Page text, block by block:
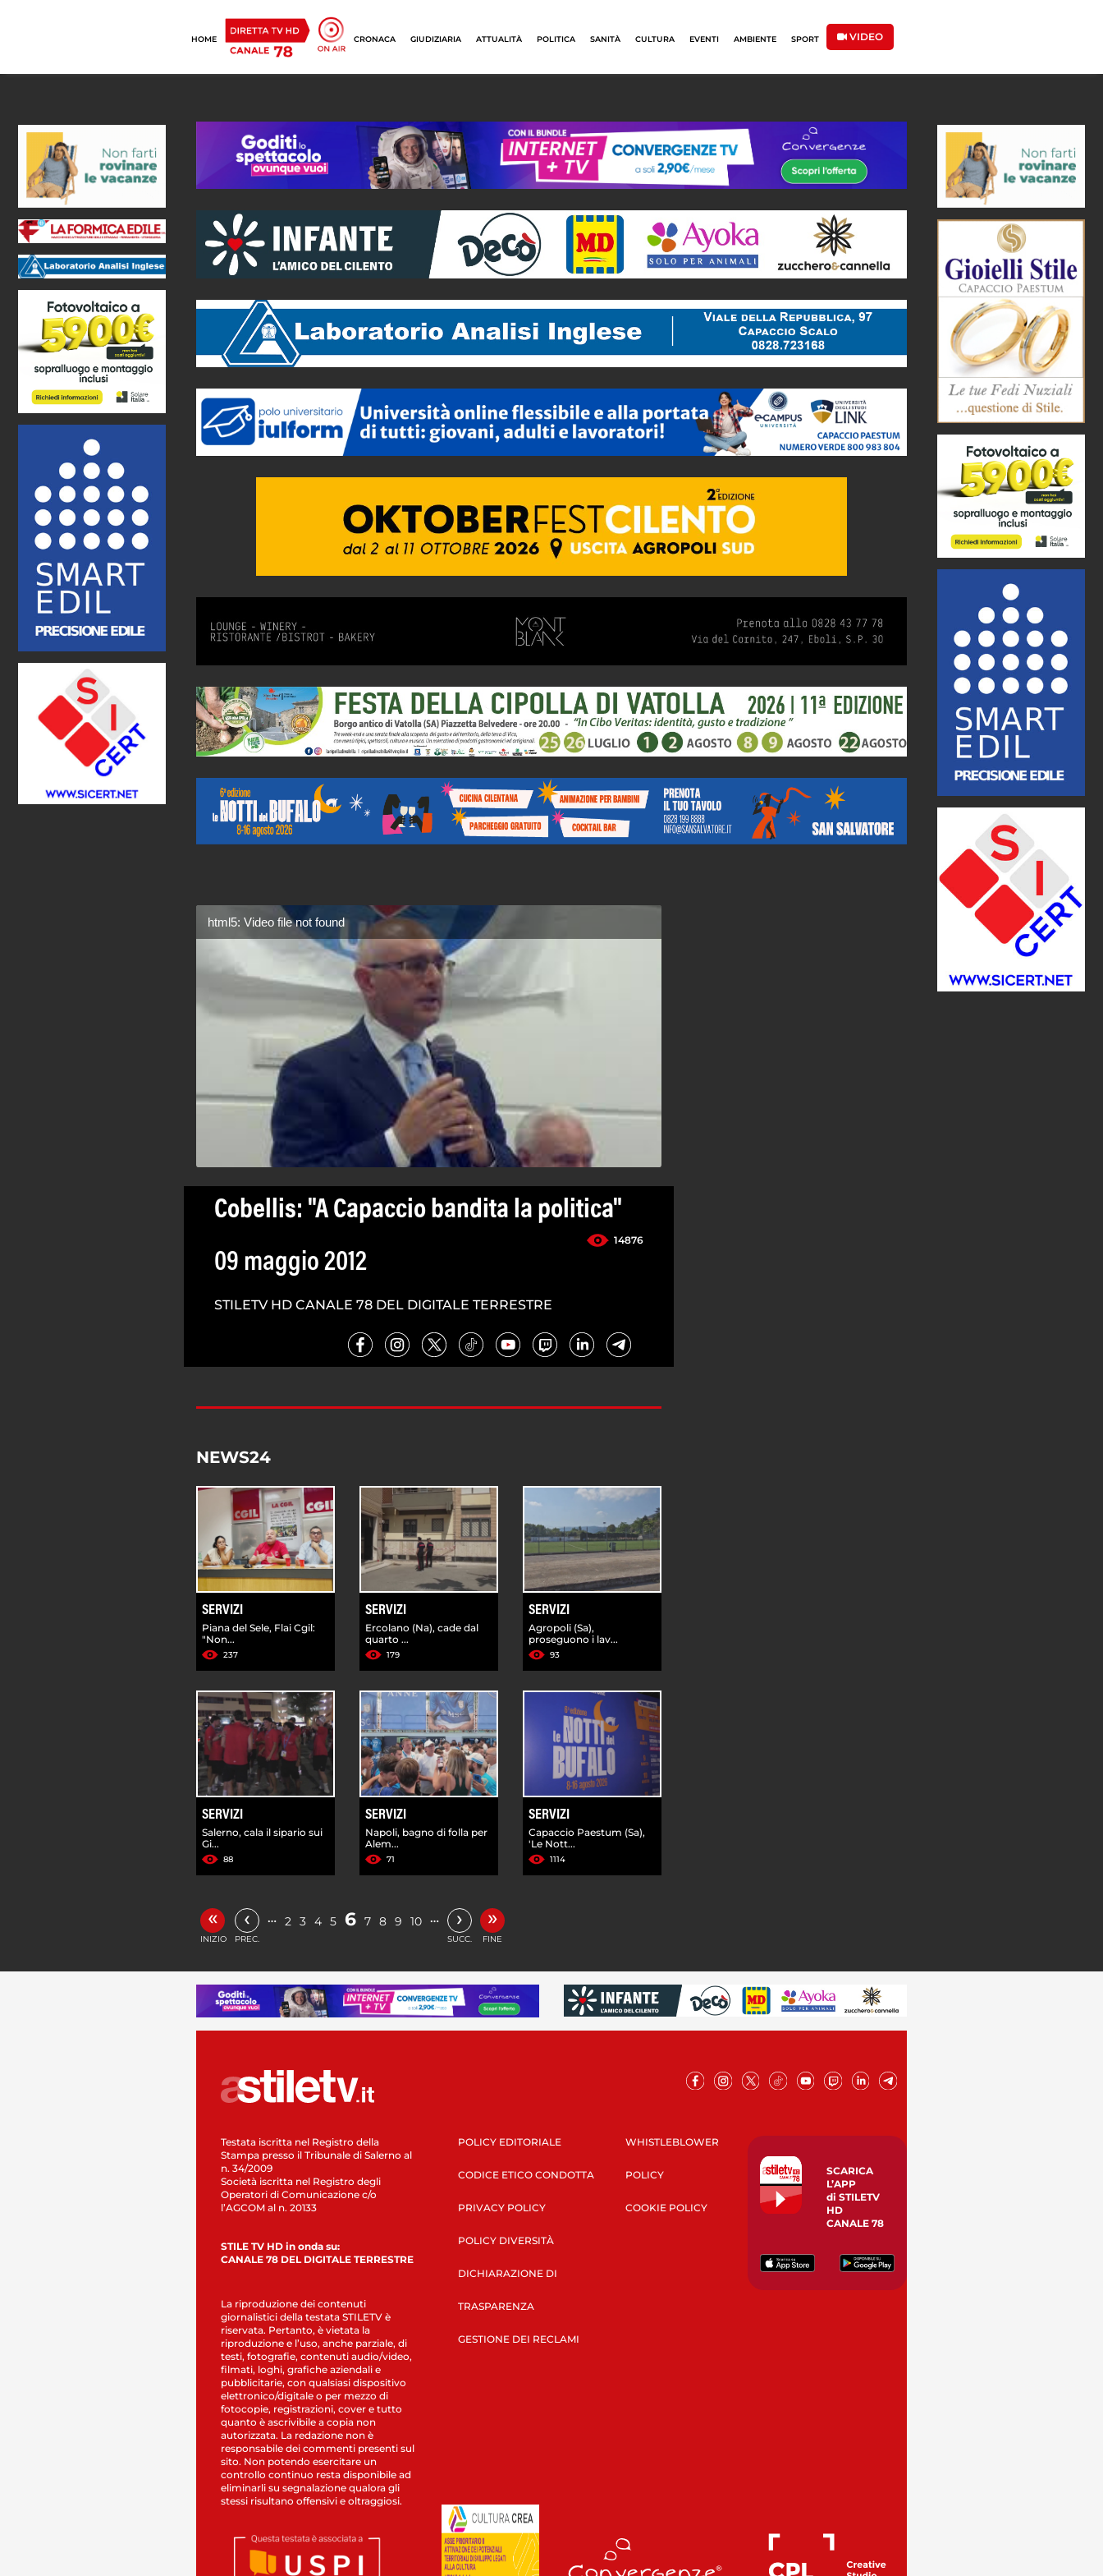
HOME CRONACA GIUDIZIARIA ATTUALITÀ POLITICA SANITÀ CULTURA EVENTI AMBIENTE SPORT VIDEO
html5: Video file not found
Cobellis: "A Capaccio bandita la politica"
14876
09 maggio 2012
STILETV HD CANALE 78 DEL DIGITALE TERRESTRE
NEWS24
SERVIZI
Piana del Sele, Flai Cgil:
"Non...
237
SERVIZI
Ercolano (Na), cade dal
quarto ...
179
SERVIZI
Agropoli (Sa),
proseguono i lav...
93
SERVIZI
Salerno, cala il sipario sui
Gi...
88
SERVIZI
Napoli, bagno di folla per
Alem...
71
SERVIZI
Capaccio Paestum (Sa),
'Le Nott...
1114
«
INIZIO
‹
PREC.
… 2 3 4 5 6 7 8 9 10 … ›
SUCC.
»
FINE
Testata iscritta nel Registro della
Stampa presso il Tribunale di Salerno al
n. 34/2009
Società iscritta nel Registro degli
Operatori di Comunicazione c/o
l’AGCOM al n. 20133
STILE TV HD in onda su:
CANALE 78 DEL DIGITALE TERRESTRE
La riproduzione dei contenuti
giornalistici della testata STILETV è
riservata. Pertanto, è vietata la
riproduzione e l’uso, anche parziale, di
testi, fotografie, contenuti audio/video,
filmati, loghi, grafiche aziendali e
pubblicitarie, con qualsiasi dispositivo
elettronico/digitale o per mezzo di
fotocopie, registrazioni, cover e tutto
quanto è ascrivibile a copia non
autorizzata. La redazione non è
responsabile dei commenti presenti sul
sito. Non potendo esercitare un
controllo continuo resta disponibile ad
eliminarli su segnalazione qualora gli
stessi risultano offensivi e oltraggiosi.
POLICY EDITORIALE
CODICE ETICO CONDOTTA
PRIVACY POLICY
POLICY DIVERSITÀ
DICHIARAZIONE DI
TRASPARENZA
GESTIONE DEI RECLAMI
WHISTLEBLOWER
POLICY
COOKIE POLICY
SCARICA
L’APP
di STILETV
HD
CANALE 78